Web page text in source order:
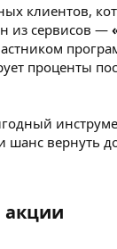
клиентов,
из сервисов —
проценты
шанс вернуть
акции​